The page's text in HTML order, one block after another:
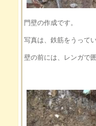
門壁の作成です。
写真は、鉄筋をうって
壁の前には、レンガで